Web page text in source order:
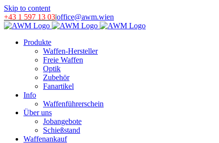
Skip to content
+43 1 597 13 03|office@awm.wien
Produkte
Waffen-Hersteller
Freie Waffen
Optik
Zubehör
Fanartikel
Info
Waffenführerschein
Über uns
Jobangebote
Schießstand
Waffenankauf